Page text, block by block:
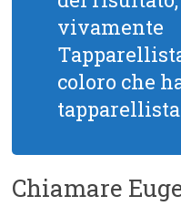
vivamente
coloro che
tapparellista
Chiamare